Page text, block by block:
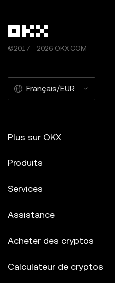
©2017 - 2026 OKX.COM
Français/EUR
Plus sur OKX
Produits
Services
Assistance
Acheter des cryptos
Calculateur de cryptos